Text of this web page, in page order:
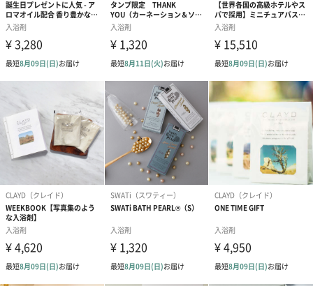
Woody Citrus
フレッシュなオレンジに深みのあるヒノキやベチバー、セダーウ
ッドを合わせたシトラスウッディの香りが広がります。
Woodland
サンダルウッドなどの森をイメージする香りに爽やかさをプラス
した、落ち着きのある香りが広がります。
SIONA（シオナ）